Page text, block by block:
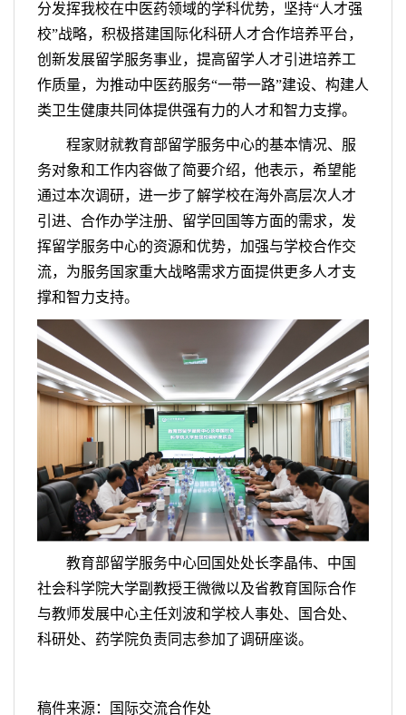
分发挥我校在中医药领域的学科优势，坚持“人才强
校”战略，积极搭建国际化科研人才合作培养平台，
创新发展留学服务事业，提高留学人才引进培养工
作质量，为推动中医药服务“一带一路”建设、构建人
类卫生健康共同体提供强有力的人才和智力支撑。
程家财就教育部留学服务中心的基本情况、服
务对象和工作内容做了简要介绍，他表示，希望能
通过本次调研，进一步了解学校在海外高层次人才
引进、合作办学注册、留学回国等方面的需求，发
挥留学服务中心的资源和优势，加强与学校合作交
流，为服务国家重大战略需求方面提供更多人才支
撑和智力支持。
教育部留学服务中心回国处处长李晶伟、中国
社会科学院大学副教授王微微以及省教育国际合作
与教师发展中心主任刘波和学校人事处、国合处、
科研处、药学院负责同志参加了调研座谈。
稿件来源：国际交流合作处